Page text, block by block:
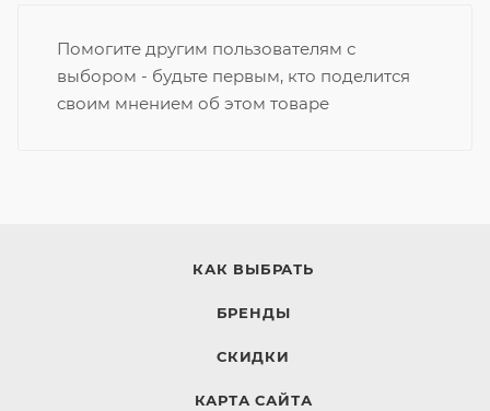
Помогите другим пользователям с
выбором - будьте первым, кто поделится
своим мнением об этом товаре
КАК ВЫБРАТЬ
БРЕНДЫ
СКИДКИ
КАРТА САЙТА